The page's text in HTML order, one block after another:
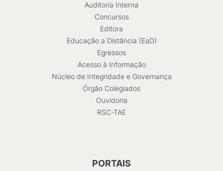
Auditoria Interna
Concursos
Editora
Educação a Distância (EaD)
Egressos
Acesso à Informação
Núcleo de Integridade e Governança
Órgão Colegiados
Ouvidoria
RSC-TAE
PORTAIS